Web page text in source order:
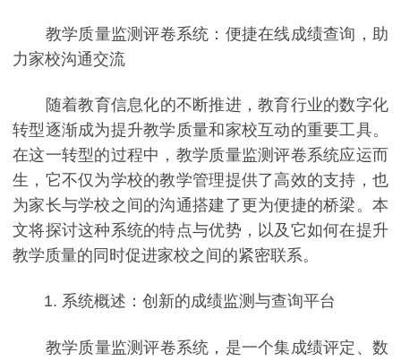
教学质量监测评卷系统：便捷在线成绩查询，助
力家校沟通交流
随着教育信息化的不断推进，教育行业的数字化
转型逐渐成为提升教学质量和家校互动的重要工具。
在这一转型的过程中，教学质量监测评卷系统应运而
生，它不仅为学校的教学管理提供了高效的支持，也
为家长与学校之间的沟通搭建了更为便捷的桥梁。本
文将探讨这种系统的特点与优势，以及它如何在提升
教学质量的同时促进家校之间的紧密联系。
1. 系统概述：创新的成绩监测与查询平台
教学质量监测评卷系统，是一个集成绩评定、数